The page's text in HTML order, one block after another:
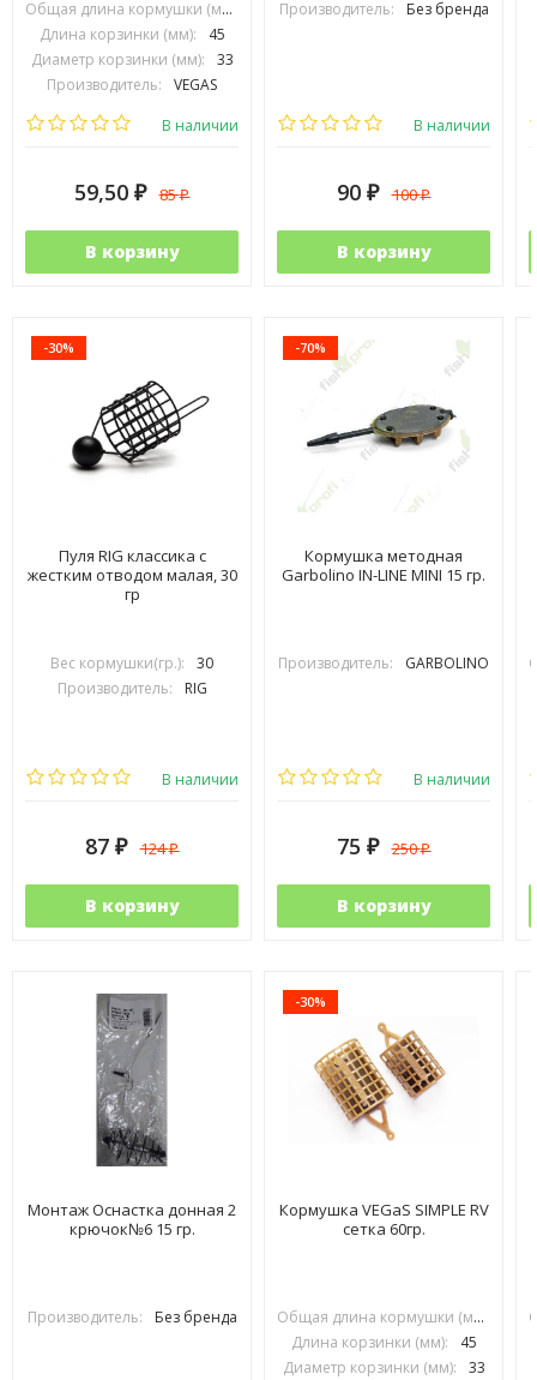
Общая длина кормушки (мм):
Длина корзинки (мм):
45
Диаметр корзинки (мм):
33
Производитель:
VEGAS
В наличии
59,50 ₽ 85₽
В корзину
Производитель: Без бренда
В наличии
90 ₽ 100₽
В корзину
-30%
Пуля RIG классика с
жестким отводом малая, 30
гр
Вес кормушки(гр.):
30
Производитель:
RIG
В наличии
87 ₽ 124₽
В корзину
-70%
Кормушка методная
Garbolino IN-LINE MINI 15 гр.
Производитель: GARBOLINO
В наличии
75 ₽ 250₽
В корзину
Монтаж Оснастка донная 2
крючок№6 15 гр.
Производитель: Без бренда
-30%
Кормушка VEGaS SIMPLE RV
сетка 60гр.
Общая длина кормушки (мм):
Длина корзинки (мм):
45
Диаметр корзинки (мм):
33